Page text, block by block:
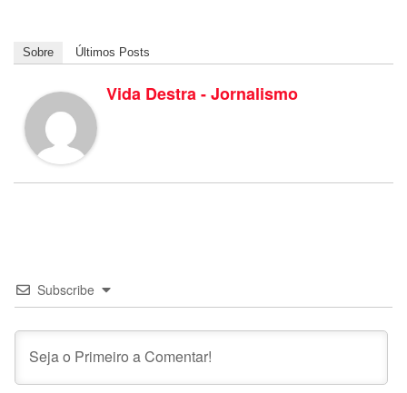
Sobre Últimos Posts
Vida Destra - Jornalismo
Subscribe